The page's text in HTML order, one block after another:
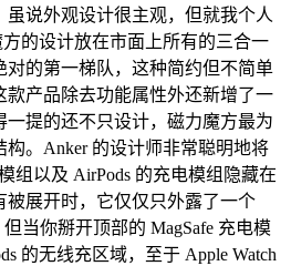
虽说外观设计很主观，但就我个人
的设计放在市面上所有的三合一
对的第一梯队，这种简约但不简单
款产品除去功能属性外还新增了一
一提的还不只设计，磁力魔方最为
构。Anker 的设计师非常聪明地将
组以及 AirPods 的充电模组隐藏在
被展开时，它仅仅只外露了一个
当你掰开顶部的 MagSafe 充电模
的无线充区域，至于 Apple Watch